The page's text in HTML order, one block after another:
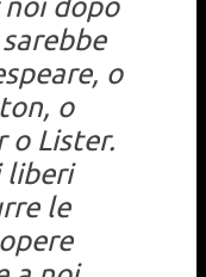
dopo
o
o
o Lister.
liberi
le